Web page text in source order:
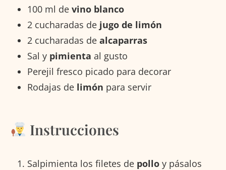
100 ml de vino blanco
2 cucharadas de jugo de limón
2 cucharadas de alcaparras
Sal y pimienta al gusto
Perejil fresco picado para decorar
Rodajas de limón para servir
Instrucciones
Salpimienta los filetes de pollo y pásalos